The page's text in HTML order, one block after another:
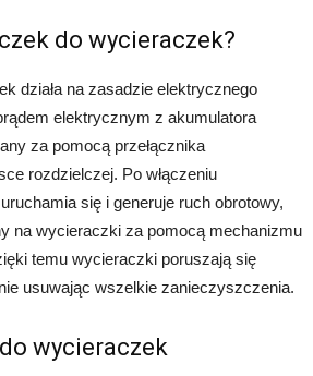
do wycieraczek?
działa na zasadzie elektrycznego
elektrycznym z akumulatora
za pomocą przełącznika
rozdzielczej. Po włączeniu
się i generuje ruch obrotowy,
na wycieraczki za pomocą mechanizmu
temu wycieraczki poruszają się
usuwając wszelkie zanieczyszczenia.
wycieraczek